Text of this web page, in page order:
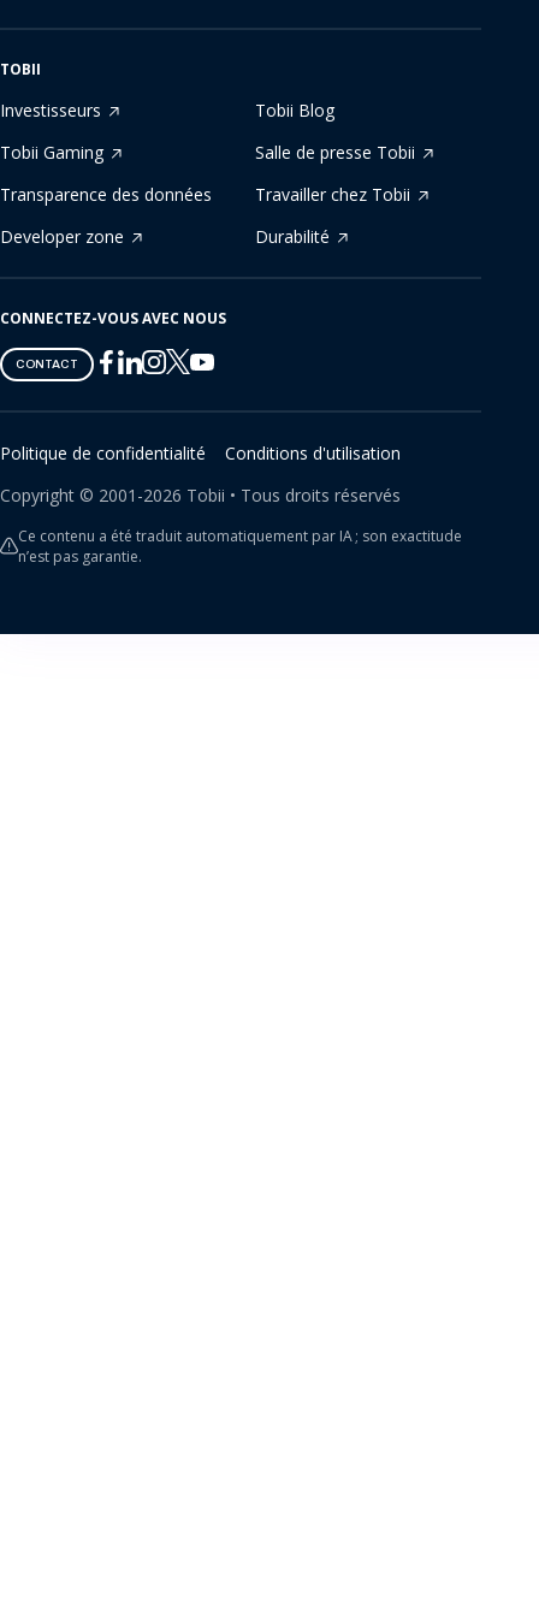
TOBII
Investisseurs
Tobii Blog
Tobii Gaming
Salle de presse Tobii
Transparence des données
Travailler chez Tobii
Developer zone
Durabilité
CONNECTEZ-VOUS AVEC NOUS
CONTACT
Tobii
on
Facebook
Tobii
on
Linkedin
Tobii
on
Instagram
Tobii
on
Twitter
Tobii
on
Youtube
Politique de confidentialité
Conditions d'utilisation
Copyright © 2001-2026 Tobii • Tous droits réservés
Ce contenu a été traduit automatiquement par IA ; son exactitude
n’est pas garantie.